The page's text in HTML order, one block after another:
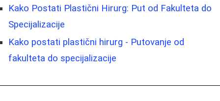
Kako Postati Plastični Hirurg: Put od Fakulteta do
Specijalizacije
Kako postati plastični hirurg - Putovanje od
fakulteta do specijalizacije